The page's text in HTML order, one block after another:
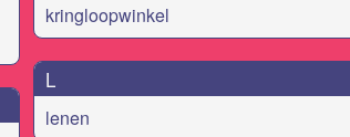
kringloopwinkel
L
lenen